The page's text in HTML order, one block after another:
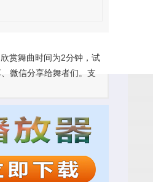
赏舞曲时间为2分钟，试
微信分享给舞者们。支